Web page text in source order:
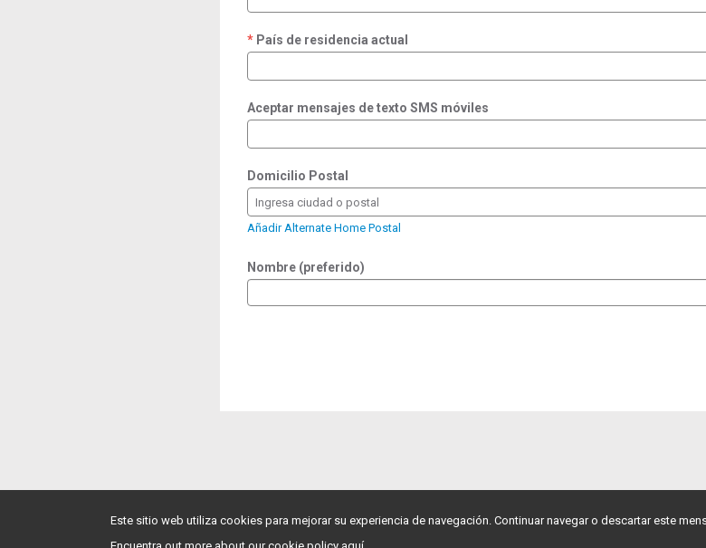
País de residencia actual
required
Aceptar mensajes de texto SMS móviles
Domicilio Postal
Ingresa ciudad o postal
Añadir Alternate Home Postal
Nombre (preferido)
Este sitio web utiliza cookies para mejorar su experiencia de navegación. Continuar navegar o descartar este